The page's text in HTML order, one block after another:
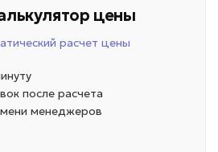
цены
расчет цены
после расчета
менеджеров